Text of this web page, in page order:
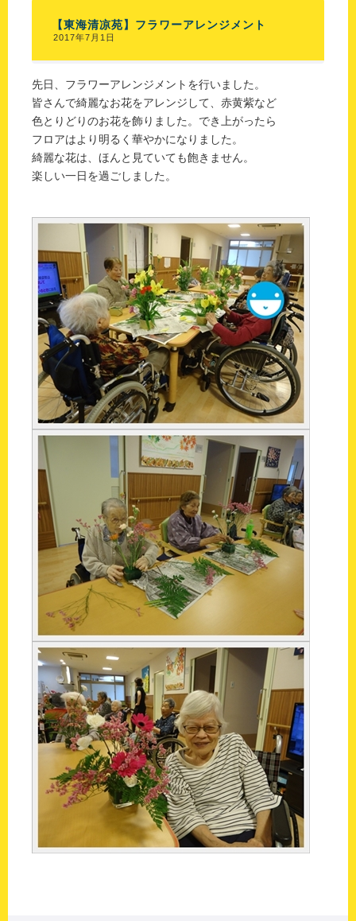
【東海清凉苑】フラワーアレンジメント
2017年7月1日
先日、フラワーアレンジメントを行いました。
皆さんで綺麗なお花をアレンジして、赤黄紫など
色とりどりのお花を飾りました。でき上がったら
フロアはより明るく華やかになりました。
綺麗な花は、ほんと見ていても飽きません。
楽しい一日を過ごしました。